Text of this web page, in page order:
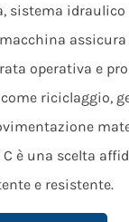
sistema idraulico
operativa e
riciclaggio,
C è una scelta
e resistente.